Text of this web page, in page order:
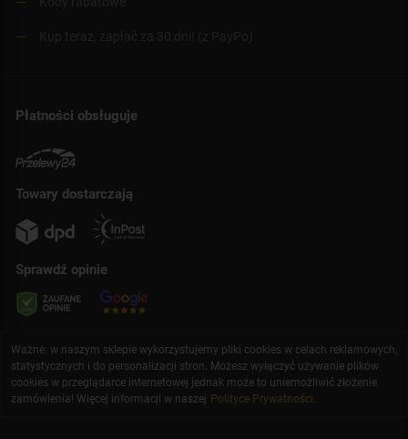
Płatności obsługuje
Towary dostarczają
Sprawdź opinie
Ważne: w naszym sklepie wykorzystujemy pliki cookies w celach reklamowych,
statystycznych i do personalizacji stron. Możesz wyłączyć używanie plików
cookies w przeglądarce internetowej jednak może to uniemożliwić złożenie
zamówienia! Więcej informacji w naszej Polityce Prywatności .